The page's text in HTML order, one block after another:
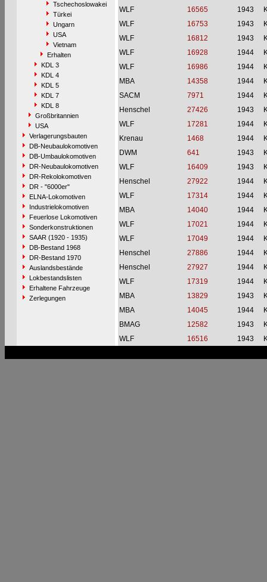
Tschechoslowakei
Türkei
Ungarn
USA
Vietnam
Erhalten
KDL 3
KDL 4
KDL 5
KDL 7
KDL 8
Großbritannien
USA
Verlagerungsbauten
DB-Neubaulokomotiven
DB-Umbaulokomotiven
DR-Neubaulokomotiven
DR-Rekolokomotiven
DR - "6000er"
ELNA-Lokomotiven
Industrielokomotiven
Feuerlose Lokomotiven
Sonderkonstruktionen
SAAR (1920 - 1935)
DB-Bestand 1968
DR-Bestand 1970
Auslandsbestände
Lokbestandslisten
Erhaltene Fahrzeuge
Zerlegungen
WLF
16565 1943
WLF
16753 1943
WLF
16812 1943
WLF
16928 1944
WLF
16986 1944
MBA
14358 1944
SACM
7971 1944
Henschel
27426 1943
WLF
17281 1944
Krenau
1468 1944
DWM
641 1943
WLF
16409 1943
Henschel
27922 1944
WLF
17314 1944
MBA
14040 1944
WLF
17021 1944
WLF
17049 1944
Henschel
27886 1944
Henschel
27927 1944
WLF
17319 1944
MBA
13829 1943
MBA
14045 1944
BMAG
12582 1943
WLF
16516 1943